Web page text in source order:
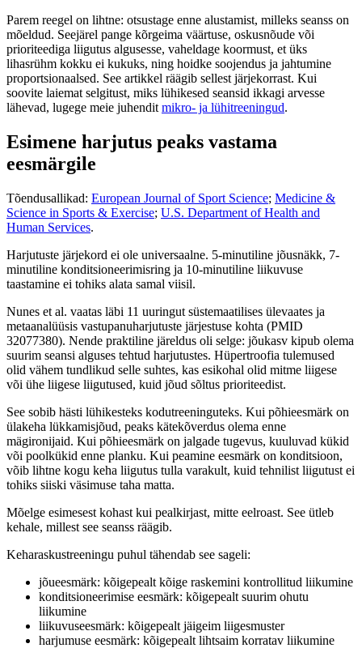
Parem reegel on lihtne: otsustage enne alustamist, milleks seanss on
mõeldud. Seejärel pange kõrgeima väärtuse, oskusnõude või
prioriteediga liigutus algusesse, vaheldage koormust, et üks
lihasrühm kokku ei kukuks, ning hoidke soojendus ja jahtumine
proportsionaalsed. See artikkel räägib sellest järjekorrast. Kui
soovite laiemat selgitust, miks lühikesed seansid ikkagi arvesse
lähevad, lugege meie juhendit mikro- ja lühitreeningud.
Esimene harjutus peaks vastama
eesmärgile
Tõendusallikad: European Journal of Sport Science; Medicine &
Science in Sports & Exercise; U.S. Department of Health and
Human Services.
Harjutuste järjekord ei ole universaalne. 5-minutiline jõusnäkk, 7-
minutiline konditsioneerimisring ja 10-minutiline liikuvuse
taastamine ei tohiks alata samal viisil.
Nunes et al. vaatas läbi 11 uuringut süstemaatilises ülevaates ja
metaanalüüsis vastupanuharjutuste järjestuse kohta (PMID
32077380). Nende praktiline järeldus oli selge: jõukasv kipub olema
suurim seansi alguses tehtud harjutustes. Hüpertroofia tulemused
olid vähem tundlikud selle suhtes, kas esikohal olid mitme liigese
või ühe liigese liigutused, kuid jõud sõltus prioriteedist.
See sobib hästi lühikesteks kodutreeninguteks. Kui põhieesmärk on
ülakeha lükkamisjõud, peaks kätekõverdus olema enne
mägironijaid. Kui põhieesmärk on jalgade tugevus, kuuluvad kükid
või poolkükid enne planku. Kui peamine eesmärk on konditsioon,
võib lihtne kogu keha liigutus tulla varakult, kuid tehnilist liigutust ei
tohiks siiski väsimuse taha matta.
Mõelge esimesest kohast kui pealkirjast, mitte eelroast. See ütleb
kehale, millest see seanss räägib.
Keharaskustreeningu puhul tähendab see sageli:
jõueesmärk: kõigepealt kõige raskemini kontrollitud liikumine
konditsioneerimise eesmärk: kõigepealt suurim ohutu
liikumine
liikuvuseesmärk: kõigepealt jäigeim liigesmuster
harjumuse eesmärk: kõigepealt lihtsaim korratav liikumine